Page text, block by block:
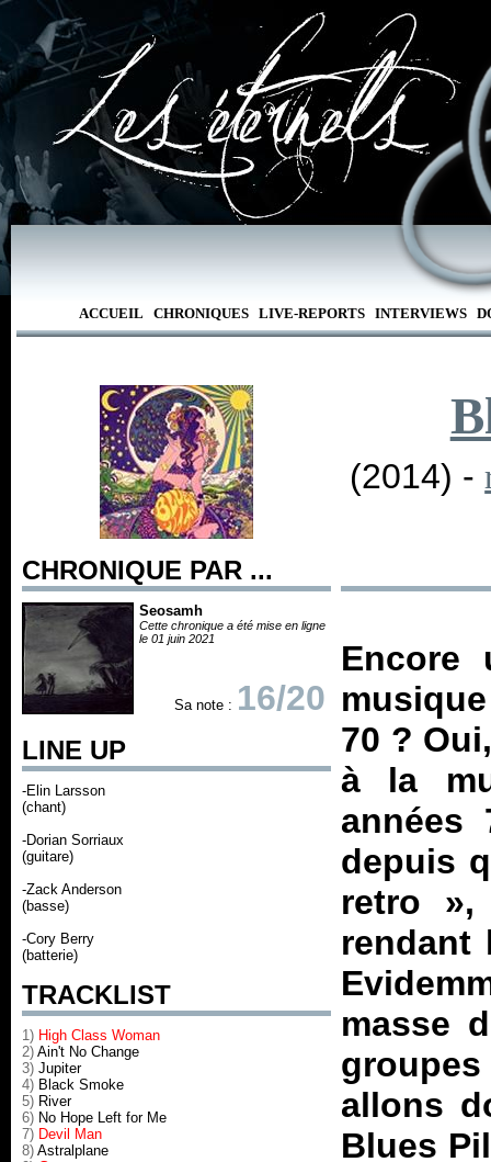
ACCUEIL CHRONIQUES LIVE-REPORTS INTERVIEWS
CHRONIQUE PAR ...
Seosamh
Cette chronique a été mise en ligne
le 01 juin 2021
Sa note : 16/20
LINE UP
-Elin Larsson
(chant)
-Dorian Sorriaux
(guitare)
-Zack Anderson
(basse)
-Cory Berry
(batterie)
TRACKLIST
1) High Class Woman
2) Ain't No Change
3) Jupiter
4) Black Smoke
5) River
6) No Hope Left for Me
7) Devil Man
8) Astralplane
(2014) -
Encore
70 ?
à la
années
depuis
retro »,
rendant
masse
allons
Blues